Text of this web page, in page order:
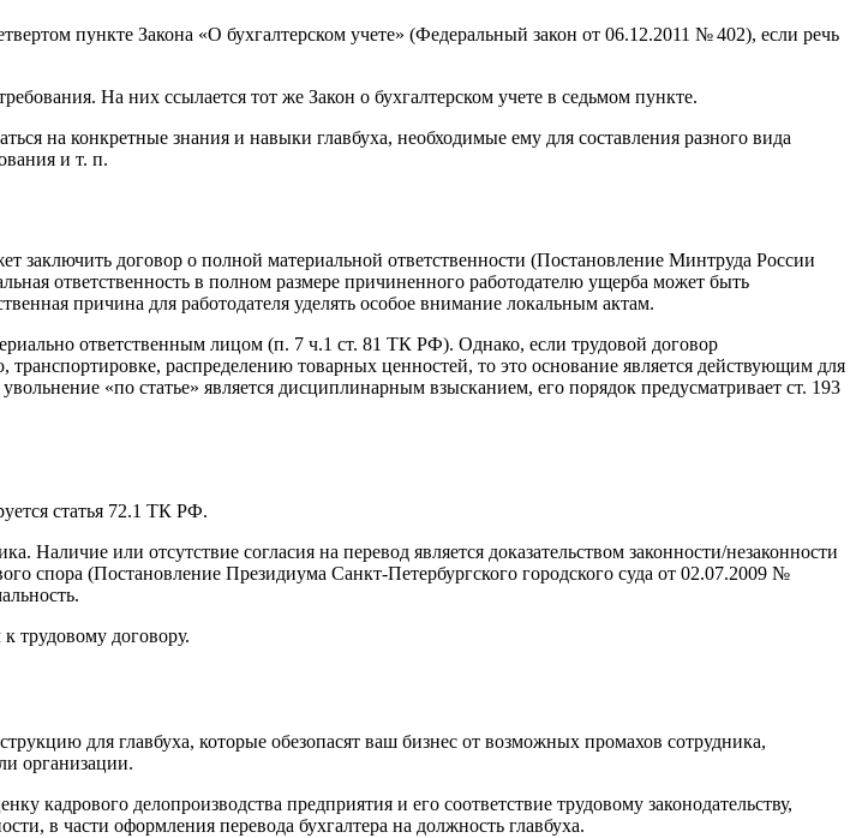
пункте Закона «О бухгалтерском учете» (Федеральный закон от 06.12.2011 № 402), если речь
На них ссылается тот же Закон о бухгалтерском учете в седьмом пункте.
на конкретные знания и навыки главбуха, необходимые ему для составления разного вида
и т. п.
заключить договор о полной материальной ответственности (Постановление Минтруда России
ответственность в полном размере причиненного работодателю ущерба может быть
причина для работодателя уделять особое внимание локальным актам.
ответственным лицом (п. 7 ч.1 ст. 81 ТК РФ). Однако, если трудовой договор
распределению товарных ценностей, то это основание является действующим для
«по статье» является дисциплинарным взысканием, его порядок предусматривает ст. 193
статья 72.1 ТК РФ.
Наличие или отсутствие согласия на перевод является доказательством законности/незаконности
спора (Постановление Президиума Санкт-Петербургского городского суда от 02.07.2009 №
трудовому договору.
для главбуха, которые обезопасят ваш бизнес от возможных промахов сотрудника,
организации.
кадрового делопроизводства предприятия и его соответствие трудовому законодательству,
в части оформления перевода бухгалтера на должность главбуха.